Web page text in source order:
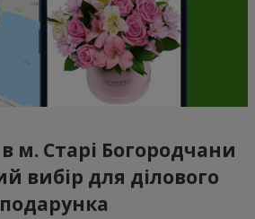
в м. Старі Богородчани
вибір для ділового
подарунка